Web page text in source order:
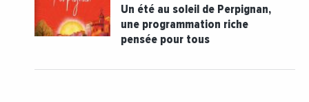
Un été au soleil de Perpignan,
une programmation riche
pensée pour tous